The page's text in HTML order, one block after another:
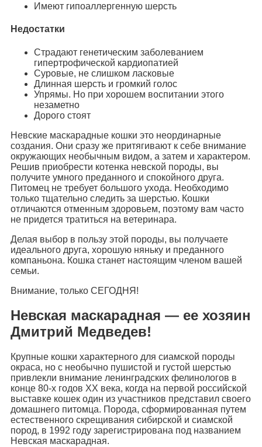
Имеют гипоаллергенную шерсть
Недостатки
Страдают генетическим заболеванием
гипертрофической кардиопатией
Суровые, не слишком ласковые
Длинная шерсть и громкий голос
Упрямы. Но при хорошем воспитании этого
незаметно
Дорого стоят
Невские маскарадные кошки это неординарные
создания. Они сразу же притягивают к себе внимание
окружающих необычным видом, а затем и характером.
Решив приобрести котенка невской породы, вы
получите умного преданного и спокойного друга.
Питомец не требует большого ухода. Необходимо
только тщательно следить за шерстью. Кошки
отличаются отменным здоровьем, поэтому вам часто
не придется тратиться на ветеринара.
Делая выбор в пользу этой породы, вы получаете
идеального друга, хорошую няньку и преданного
компаньона. Кошка станет настоящим членом вашей
семьи.
Внимание, только СЕГОДНЯ!
Невская маскарадная — ее хозяин
Дмитрий Медведев!
Крупные кошки характерного для сиамской породы
окраса, но с необычно пушистой и густой шерстью
привлекли внимание ленинградских фелинологов в
конце 80-х годов XX века, когда на первой российской
выставке кошек один из участников представил своего
домашнего питомца. Порода, сформированная путем
естественного скрещивания сибирской и сиамской
пород, в 1992 году зарегистрирована под названием
Невская маскарадная.